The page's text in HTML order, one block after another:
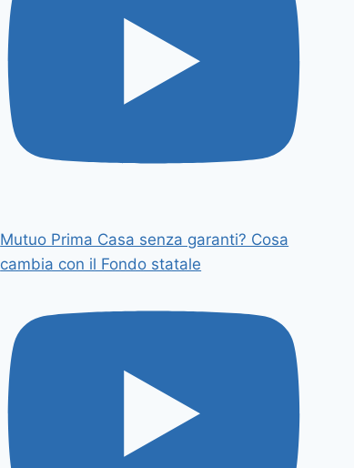
Mutuo Prima Casa senza garanti? Cosa
cambia con il Fondo statale